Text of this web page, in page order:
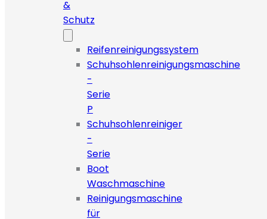
&
Schutz
Reifenreinigungssystem
Schuhsohlenreinigungsmaschine
-
Serie
P
Schuhsohlenreiniger
-
Serie
Boot
Waschmaschine
Reinigungsmaschine
für